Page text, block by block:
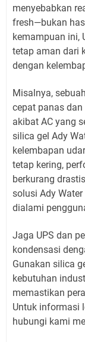
menyebabkan
fresh—bukan
kemampuan ini,
tetap aman dari
dengan
Misalnya,
cepat panas
akibat AC yang
silica gel Ady
kelembapan
tetap kering,
berkurang
solusi Ady
dialami
Jaga UPS dan
kondensasi
Gunakan silica
kebutuhan
memastikan
Untuk informasi
hubungi kami